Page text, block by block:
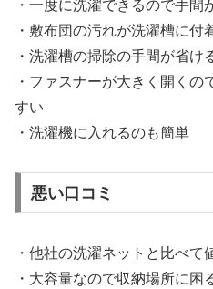
・一度に洗濯できるので手間
・敷布団の汚れが洗濯槽に付
・洗濯槽の掃除の手間が省け
・ファスナーが大きく開く
すい
・洗濯機に入れるのも簡単
悪い口コミ
・他社の洗濯ネットと比べて
・大容量なので収納場所に困